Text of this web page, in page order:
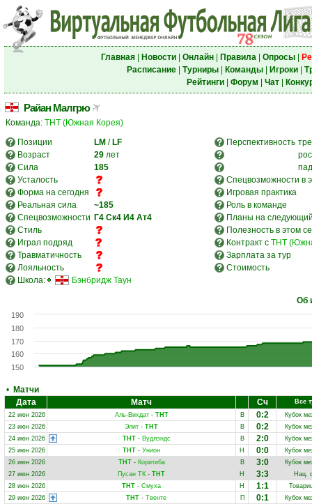
Главная| Новости| Онлайн| Правила| Опросы|
Расписание| Турниры| Команды| Игроки|
Рейтинги| Форум Чат|
Райан Малгрю
Команда: ТНТ (Южная Корея)
Позиции
LM / LF Перспективность
Возраст
29 лет
Сила
185
Усталость
Спецвозможности в
Форма на сегодня
Игровая практика
Реальная сила
~185
Роль в команде
Спецвозможности Г4 Ск4 И4 Ат4
Планы на
Стиль
Полезность в этом
Играл подряд
Контракт с ТНТ
Травматичность
Зарплата за тур
Лояльность
Стоимость
Школа:
Бэнбридж Таун
Об
150
160
170
180
190
• Матчи
Дата
Матч Сч
Все
22 июн 2026
Аль-Вихдат- ТНТ В 0:2
Кубок
23 июн 2026
Элит - ТНТ В 0:2
Кубок
24 июн 2026
ТНТ- Вудлэндс В 2:0
Кубок
25 июн 2026
ТНТ - Унион Н 0:0
Кубок
26 июн 2026
ТНТ- Коритиба В 3:0
Кубок
27 июн 2026
Пусан ТК - ТНТ Н 3:3
Нац.
28 июн 2026
ТНТ - Смуха Н 1:1
29 июн 2026
ТНТ - Твенте П 0:1
Кубок